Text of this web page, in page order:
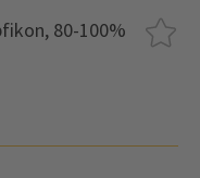
80-100%